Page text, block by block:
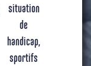
situation
de
handicap,
sportifs